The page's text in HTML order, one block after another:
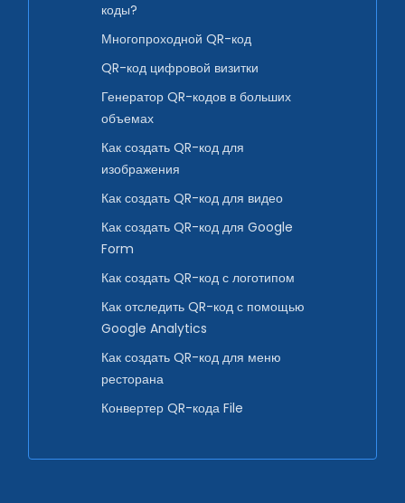
коды?
Многопроходной QR-код
QR-код цифровой визитки
Генератор QR-кодов в больших
объемах
Как создать QR-код для
изображения
Как создать QR-код для видео
Как создать QR-код для Google
Form
Как создать QR-код с логотипом
Как отследить QR-код с помощью
Google Analytics
Как создать QR-код для меню
ресторана
Конвертер QR-кода File